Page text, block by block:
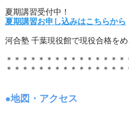
夏期講習受付中！
夏期講習お申し込みはこちらから
河合塾 千葉現役館で現役合格をめ
＊＊＊＊＊＊＊＊＊＊＊＊＊＊＊
＊＊＊＊＊＊＊＊＊＊＊＊＊＊＊
●地図・アクセス